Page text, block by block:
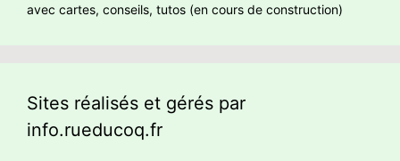
avec cartes, conseils, tutos (en cours de construction)
Sites réalisés et gérés par
info.rueducoq.fr